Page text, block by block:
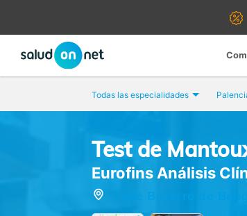
Todas las especialidades
Test de
Eurofins Análisis